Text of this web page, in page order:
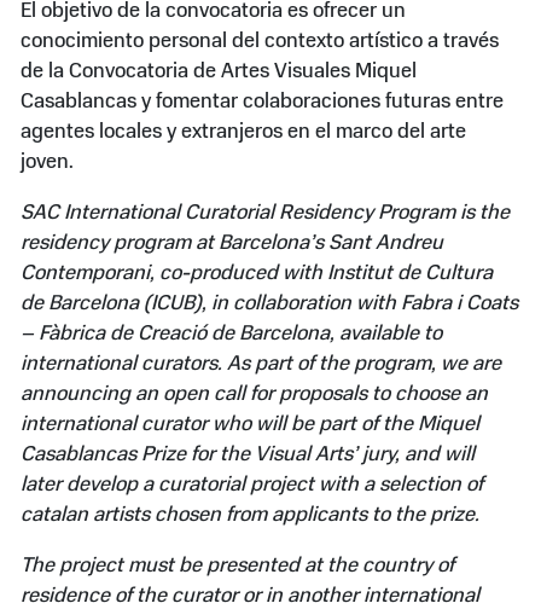
El objetivo de la convocatoria es ofrecer un
conocimiento personal del contexto artístico a través
de la Convocatoria de Artes Visuales Miquel
Casablancas y fomentar colaboraciones futuras entre
agentes locales y extranjeros en el marco del arte
joven.
SAC International Curatorial Residency Program is the
residency program at Barcelona’s Sant Andreu
Contemporani, co-produced with Institut de Cultura
de Barcelona (ICUB), in collaboration with Fabra i Coats
– Fàbrica de Creació de Barcelona, available to
international curators. As part of the program, we are
announcing an open call for proposals to choose an
international curator who will be part of the Miquel
Casablancas Prize for the Visual Arts’ jury, and will
later develop a curatorial project with a selection of
catalan artists chosen from applicants to the prize.
The project must be presented at the country of
residence of the curator or in another international